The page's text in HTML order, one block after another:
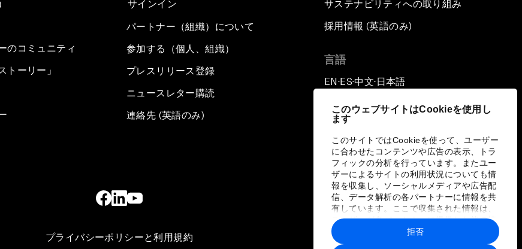
このウェブサイトはCookieを使用し
ます
このサイトではCookieを使って、ユーザー
に合わせたコンテンツや広告の表示、トラ
フィックの分析を行っています。またユー
ザーによるサイトの利用状況についても情
報を収集し、ソーシャルメディアや広告配
信、データ解析の各パートナーに情報を共
有しています。ここで収集された情報は、
ユーザーが各パートナーに提供した他の情
報や各パートナーのサービスを使用した際
に収集された情報と組み合わされ、各パー
拒否
のコミュニティ
トーリー」
サインイン
パートナー（組織）について
参加する（個人、組織）
プレスリリース登録
ニュースレター購読
連絡先 (英語のみ)
サステナビリティへの取り組み
採用情報 (英語のみ)
言語
EN ▪ ES▪中文▪ 日本語
プライバシーポリシーと利用規約